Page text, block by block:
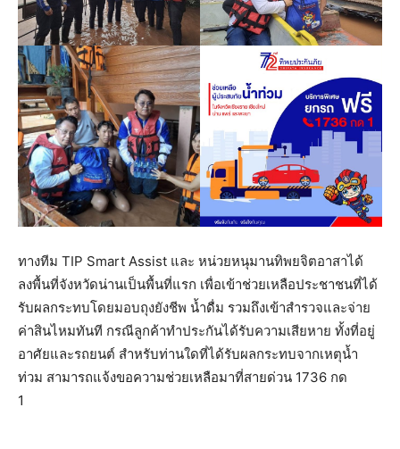
ทางทีม TIP Smart Assist และ หน่วยหนุมานทิพยจิตอาสาได้
ลงพื้นที่จังหวัดน่านเป็นพื้นที่แรก เพื่อเข้าช่วยเหลือประชาชนที่ได้
รับผลกระทบโดยมอบถุงยังชีพ น้ำดื่ม รวมถึงเข้าสำรวจและจ่าย
ค่าสินไหมทันที กรณีลูกค้าทำประกันได้รับความเสียหาย ทั้งที่อยู่
อาศัยและรถยนต์ สำหรับท่านใดที่ได้รับผลกระทบจากเหตุน้ำ
ท่วม สามารถแจ้งขอความช่วยเหลือมาที่สายด่วน 1736 กด
1